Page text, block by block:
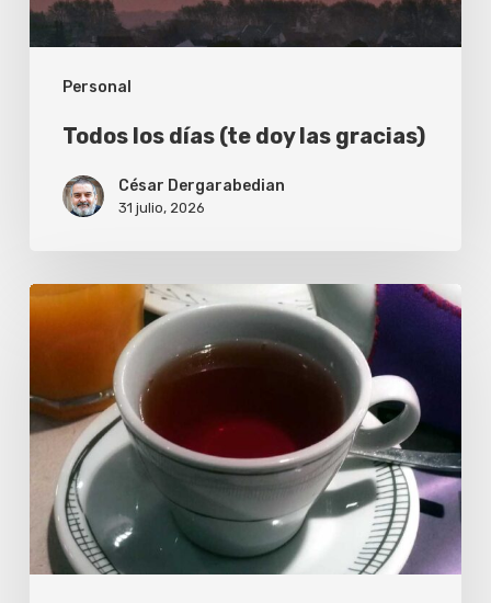
Personal
Todos los días (te doy las gracias)
César Dergarabedian
31 julio, 2026
taza
té
por
62
años